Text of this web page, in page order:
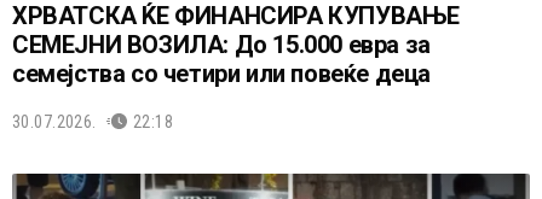
ХРВАТСКА ЌЕ ФИНАНСИРА КУПУВАЊЕ
СЕМЕЈНИ ВОЗИЛА: До 15.000 евра за
семејства со четири или повеќе деца
30.07.2026. 22:18